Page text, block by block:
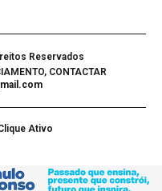
Reservados
CONTACTAR
Ativo